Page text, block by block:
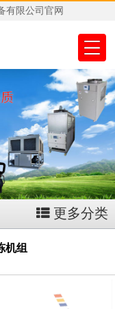
有限公司官网
更多分类
机组